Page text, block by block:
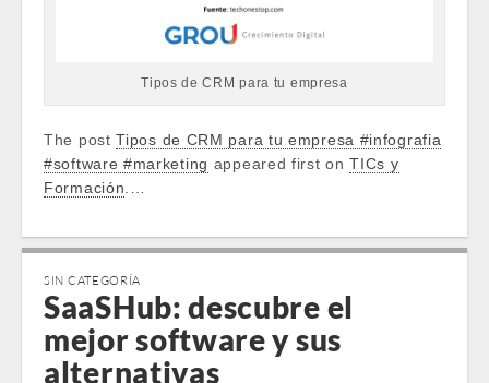
Tipos de CRM para tu empresa
The postTipos de CRM para tu empresa #infografia
#software #marketing appeared first onTICs y
Formación.…
SIN CATEGORÍA
SaaSHub: descubre el
mejor software y sus
alternativas